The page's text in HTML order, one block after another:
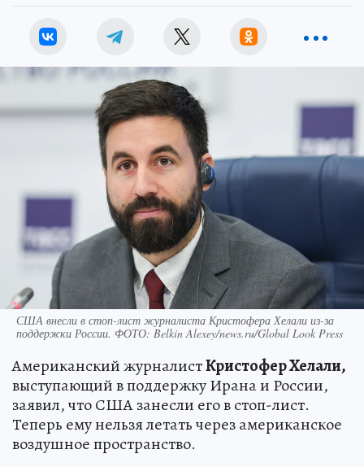
США внесли в стоп-лист журналиста Кристофера Хелали из-за
поддержки России. ФОТО: Belkin Alexey/news.ru/Global Look Press
Американский журналистКристофер Хелали,
выступающий в поддержку Ирана и России,
заявил, что США занесли его в стоп-лист.
Теперь ему нельзя летать через американское
воздушное пространство.